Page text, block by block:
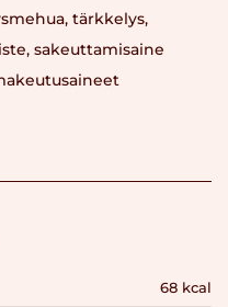
tärkkelys,
sakeuttamisaine
68 kcal